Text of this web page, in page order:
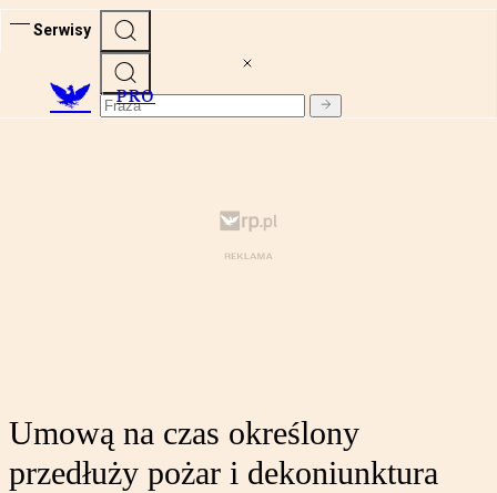
Serwisy
PRO
Umową na czas określony
przedłuży pożar i dekoniunktura